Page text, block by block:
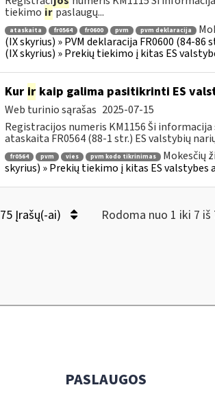
tiekimo irpaslaugų...
ataskaita fr0564 fr0600 pvm pvm deklaracija
(IX skyrius) » PVM deklaracija FR0600 (84-86
(IX skyrius) » Prekių tiekimo į kitas ES
Kur irkaip galima pasitikrinti ES
Web turinio sąrašas 2025-07-15
Registracijos numeris KM1156 Ši
ataskaita FR0564 (88-1 str.) ES valstybių
fr0564 pvm vies pvm kodo tikrinimas Mokesčių
skyrius) » Prekių tiekimo į kitas ES valstybes
75 Įrašų(-ai) Rodoma nuo 1 iki 7 iš
PASLAUGOS